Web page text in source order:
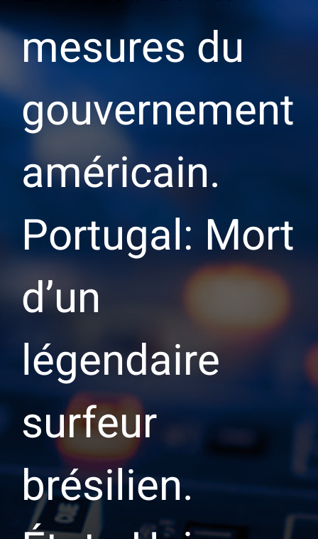
mesures du
gouvernement
américain.
Portugal: Mort
d’un
légendaire
surfeur
brésilien.